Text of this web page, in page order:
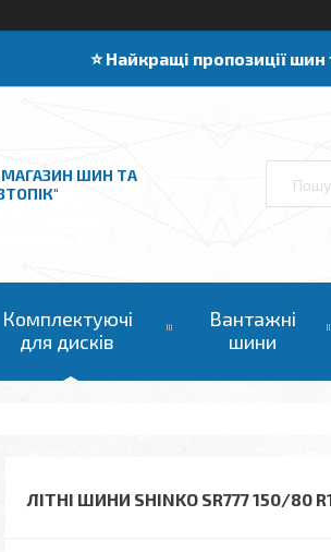
⭐️ Найкращі пропозиції шин
МАГАЗИН ШИН ТА
Комплектуючі
для дисків
Вантажні
шини
ЛІТНІ ШИНИ SHINKO SR777 150/80